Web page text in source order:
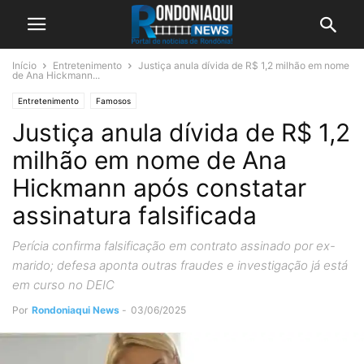
Início Entretenimento
Justiça anula dívida de R$ 1,2 milhão em nome
de Ana Hickmann...
Entretenimento Famosos
Justiça anula dívida de R$ 1,2
milhão em nome de Ana
Hickmann após constatar
assinatura falsificada
Perícia confirma falsificação em contrato assinado por ex-
marido; defesa aponta outras fraudes e investigação já está
em curso no DEIC
Por Rondoniaqui News - 03/06/2025